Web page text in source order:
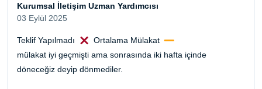
Kurumsal İletişim Uzman Yardımcısı
03 Eylül 2025
Teklif Yapılmadı
Ortalama Mülakat
mülakat iyi geçmişti ama sonrasında iki hafta içinde
döneceğiz deyip dönmediler.